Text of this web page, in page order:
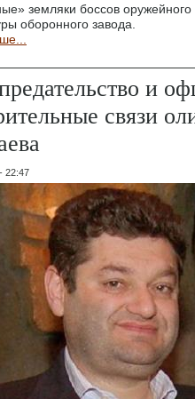
земляки боссов
оборонного завода.
и
связи
22:47